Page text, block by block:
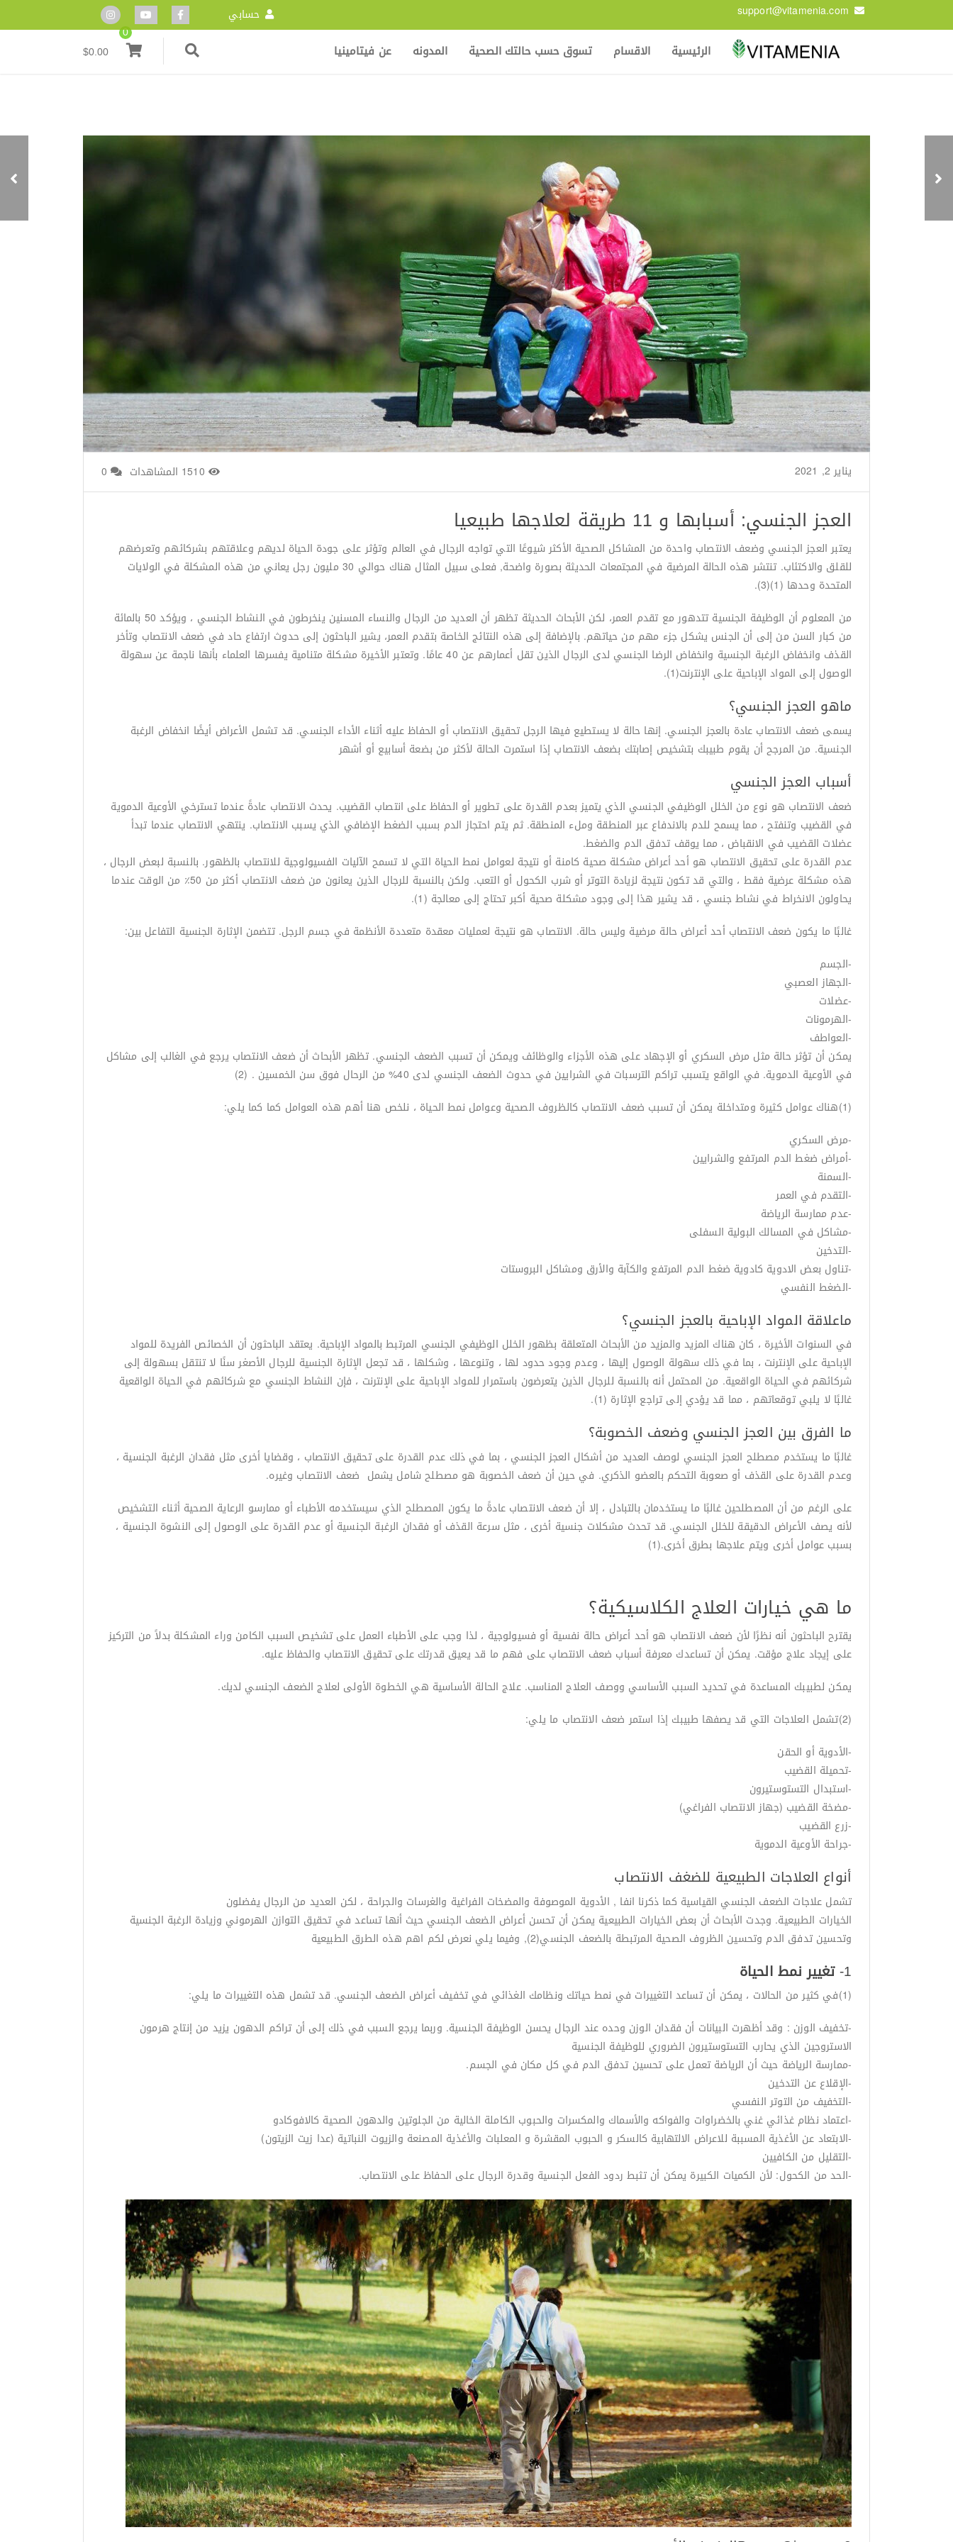
support@vitamenia.com حسابي
الرئيسية الاقسام تسوق حسب حالتك الصحية المدونه عن فيتامينيا
0
$0.00
داء كرون والقولون
وأفضل العلاجات
كل ما تريد أن تعرفه عن
الصداع النصفي وطرق
العلاج الطبيعية
يناير 2, 2021 0
العجز الجنسي: أسبابها و 11 طريقة لعلاجها طبيعيا
يعتبر العجز الجنسي وضعف الانتصاب واحدة من المشاكل الصحية الأكثر شيوعًا التي تواجه الرجال في العالم وتؤثر على جودة الحياة لديهم وعلاقتهم بشركائهم وتعرضهم
للقلق والاكتئاب. تنتشر هذه الحالة المرضية في المجتمعات الحديثة بصورة واضحة, فعلى سبيل المثال هناك حوالي 30 مليون رجل يعاني من هذه المشكلة في الولايات
المتحدة وحدها (1)(3).
من المعلوم أن الوظيفة الجنسية تتدهور مع تقدم العمر، لكن الأبحاث الحديثة تظهر أن العديد من الرجال والنساء المسنين ينخرطون في النشاط الجنسي ، ويؤكد 50 ​​بالمائة
من كبار السن من إلى أن الجنس يشكل جزء مهم من حياتهم. بالإضافة إلى هذه النتائج الخاصة بتقدم العمر، يشير الباحثون إلى حدوث ارتفاع حاد في ضعف الانتصاب وتأخر
القذف وانخفاض الرغبة الجنسية وانخفاض الرضا الجنسي لدى الرجال الذين تقل أعمارهم عن 40 عامًا. وتعتبر الأخيرة مشكلة متنامية يفسرها العلماء بأنها ناجمة عن سهولة
الوصول إلى المواد الإباحية على الإنترنت(1).
ماهو العجز الجنسي؟
يسمى ضعف الانتصاب عادة بالعجز الجنسي. إنها حالة لا يستطيع فيها الرجل تحقيق الانتصاب أو الحفاظ عليه أثناء الأداء الجنسي. قد تشمل الأعراض أيضًا انخفاض الرغبة
الجنسية. من المرجح أن يقوم طبيبك بتشخيص إصابتك بضعف الانتصاب إذا استمرت الحالة لأكثر من بضعة أسابيع أو أشهر
أسباب العجز الجنسي
ضعف الانتصاب هو نوع من الخلل الوظيفي الجنسي الذي يتميز بعدم القدرة على تطوير أو الحفاظ على انتصاب القضيب. يحدث الانتصاب عادةً عندما تسترخي الأوعية الدموية
في القضيب وتنفتح ، مما يسمح للدم بالاندفاع عبر المنطقة وملء المنطقة. ثم يتم احتجاز الدم بسبب الضغط الإضافي الذي يسبب الانتصاب. ينتهي الانتصاب عندما تبدأ
عضلات القضيب في الانقباض ، مما يوقف تدفق الدم والضغط.
عدم القدرة على تحقيق الانتصاب هو أحد أعراض مشكلة صحية كامنة أو نتيجة لعوامل نمط الحياة التي لا تسمح الآليات الفسيولوجية للانتصاب بالظهور. بالنسبة لبعض الرجال ،
هذه مشكلة عرضية فقط ، والتي قد تكون نتيجة لزيادة التوتر أو شرب الكحول أو التعب. ولكن بالنسبة للرجال الذين يعانون من ضعف الانتصاب أكثر من 50٪ من الوقت عندما
يحاولون الانخراط في نشاط جنسي ، قد يشير هذا إلى وجود مشكلة صحية أكبر تحتاج إلى معالجة (1).
غالبًا ما يكون ضعف الانتصاب أحد أعراض حالة مرضية وليس حالة. الانتصاب هو نتيجة لعمليات معقدة متعددة الأنظمة في جسم الرجل. تتضمن الإثارة الجنسية التفاعل بين:
-الجسم
-الجهاز العصبي
-عضلات
-الهرمونات
-العواطف
يمكن أن تؤثر حالة مثل مرض السكري أو الإجهاد على هذه الأجزاء والوظائف ويمكن أن تسبب الضعف الجنسي. تظهر الأبحاث أن ضعف الانتصاب يرجع في الغالب إلى مشاكل
في الأوعية الدموية. في الواقع يتسبب تراكم الترسبات في الشرايين في حدوث الضعف الجنسي لدى 40% من الرحال فوق سن الخمسين . (2)
(1)هناك عوامل كثيرة ومتداخلة يمكن أن تسبب ضعف الانتصاب كالظروف الصحية وعوامل نمط الحياة ، نلخص هنا أهم هذه العوامل كما كما يلي:
-مرض السكري
-أمراض ضغط الدم المرتفع والشرايين
-السمنة
-التقدم في العمر
-عدم ممارسة الرياضة
-مشاكل في المسالك البولية السفلى
-التدخين
-تناول بعض الادوية كادوية ضغط الدم المرتفع والكآبة والأرق ومشاكل البروستات
-الضغط النفسي
ماعلاقة المواد الإباحية بالعجز الجنسي؟
في السنوات الأخيرة ، كان هناك المزيد والمزيد من الأبحاث المتعلقة بظهور الخلل الوظيفي الجنسي المرتبط بالمواد الإباحية. يعتقد الباحثون أن الخصائص الفريدة للمواد
الإباحية على الإنترنت ، بما في ذلك سهولة الوصول إليها ، وعدم وجود حدود لها ، وتنوعها ، وشكلها ، قد تجعل الإثارة الجنسية للرجال الأصغر سنًا لا تنتقل بسهولة إلى
شركائهم في الحياة الواقعية. من المحتمل أنه بالنسبة للرجال الذين يتعرضون باستمرار للمواد الإباحية على الإنترنت ، فإن النشاط الجنسي مع شركائهم في الحياة الواقعية
غالبًا لا يلبي توقعاتهم ، مما قد يؤدي إلى تراجع الإثارة (1).
ما الفرق بين العجز الجنسي وضعف الخصوبة؟
غالبًا ما يستخدم مصطلح العجز الجنسي لوصف العديد من أشكال العجز الجنسي ، بما في ذلك عدم القدرة على تحقيق الانتصاب ، وقضايا أخرى مثل فقدان الرغبة الجنسية ،
وعدم القدرة على القذف أو صعوبة التحكم بالعضو الذكري. في حين أن ضعف الخصوبة هو مصطلح شامل يشمل ضعف الانتصاب وغيره.
على الرغم من أن المصطلحين غالبًا ما يستخدمان بالتبادل ، إلا أن ضعف الانتصاب عادةً ما يكون المصطلح الذي سيستخدمه الأطباء أو ممارسو الرعاية الصحية أثناء التشخيص
لأنه يصف الأعراض الدقيقة للخلل الجنسي. قد تحدث مشكلات جنسية أخرى ، مثل سرعة القذف أو فقدان الرغبة الجنسية أو عدم القدرة على الوصول إلى النشوة الجنسية ،
بسبب عوامل أخرى ويتم علاجها بطرق أخرى.(1)
ما هي خيارات العلاج الكلاسيكية؟
يقترح الباحثون أنه نظرًا لأن ضعف الانتصاب هو أحد أعراض حالة نفسية أو فسيولوجية ، لذا وجب على الأطباء العمل على تشخيص السبب الكامن وراء المشكلة بدلاً من التركيز
على إيجاد علاج مؤقت. يمكن أن تساعدك معرفة أسباب ضعف الانتصاب على فهم ما قد يعيق قدرتك على تحقيق الانتصاب والحفاظ عليه.
يمكن لطبيبك المساعدة في تحديد السبب الأساسي ووصف العلاج المناسب. علاج الحالة الأساسية هي الخطوة الأولى لعلاج الضعف الجنسي لديك.
(2)تشمل العلاجات التي قد يصفها طبيبك إذا استمر ضعف الانتصاب ما يلي:
-الأدوية أو الحقن
-تحميلة القضيب
-استبدال التستوستيرون
-مضخة القضيب (جهاز الانتصاب الفراغي)
-زرع القضيب
-جراحة الأوعية الدموية
أنواع العلاجات الطبيعية للضغف الانتصاب
تشمل علاجات الضعف الجنسي القياسية كما ذكرنا انفا , الأدوية الموصوفة والمضخات الفراغية والغرسات والجراحة ، لكن العديد من الرجال يفضلون
الخيارات الطبيعية. وجدت الأبحاث أن بعض الخيارات الطبيعية يمكن أن تحسن أعراض الضعف الجنسي حيث أنها تساعد في تحقيق التوازن الهرموني وزيادة الرغبة الجنسية
وتحسين تدفق الدم وتحسين الظروف الصحية المرتبطة بالضعف الجنسي(2), وفيما يلي نعرض لكم اهم هذه الطرق الطبيعية
1- تغيير نمط الحياة
(1)في كثير من الحالات ، يمكن أن تساعد التغييرات في نمط حياتك ونظامك الغذائي في تخفيف أعراض الضعف الجنسي. قد تشمل هذه التغييرات ما يلي:
-تخفيف الوزن : وقد أظهرت البيانات أن فقدان الوزن وحده عند الرجال يحسن الوظيفة الجنسية. وربما يرجع السبب في ذلك إلى أن تراكم الدهون يزيد من إنتاج هرمون
الاستروجين الذي يحارب التستوستيرون الضروري للوظيفة الجنسية
-ممارسة الرياضة حيث أن الرياضة تعمل على تحسين تدفق الدم في كل مكان في الجسم.
-الإقلاع عن التدخين
-التخفيف من التوتر النفسي
-اعتماد نظام غذائي غني بالخضراوات والفواكه والأسماك والمكسرات والحبوب الكاملة الخالية من الجلوتين والدهون الصحية كالافوكادو
-الابتعاد عن الأغذية المسببة للاعراض الالتهابية كالسكر و الحبوب المقشرة و المعلبات والأغذية المصنعة والزيوت النباتية (عدا زيت الزيتون)
-التقليل من الكافيين
-الحد من الكحول: لأن الكميات الكبيرة يمكن أن تثبط ردود الفعل الجنسية وقدرة الرجال على الحفاظ على الانتصاب.